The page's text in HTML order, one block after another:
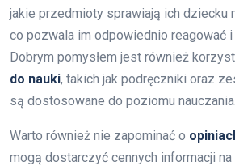
jakie przedmioty sprawiają ich dziecku
co pozwala im odpowiednio reagować
Dobrym pomysłem jest również
do nauki, takich jak podręczniki oraz
są dostosowane do poziomu nauczania.
Warto również nie zapominać o
mogą dostarczyć cennych informacji